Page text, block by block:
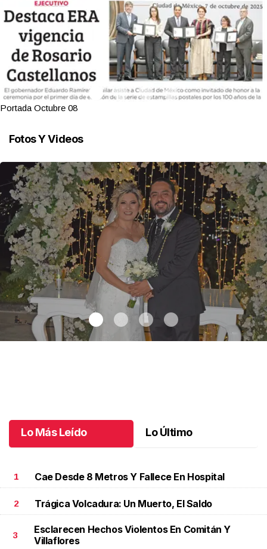
Portada Octubre 08
Fotos Y Videos
Lo Más Leído Lo Último
1 Cae Desde 8 Metros Y Fallece En Hospital
2 Trágica Volcadura: Un Muerto, El Saldo
3
Esclarecen Hechos Violentos En Comitán Y
Villaflores